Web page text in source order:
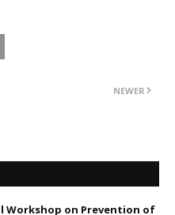
NEWER
Workshop on Prevention of